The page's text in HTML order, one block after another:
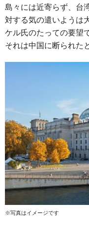
島々には近寄らず、台
対する気の遣いようは
ケル氏のたっての要望
それは中国に断られた
※写真はイメージです